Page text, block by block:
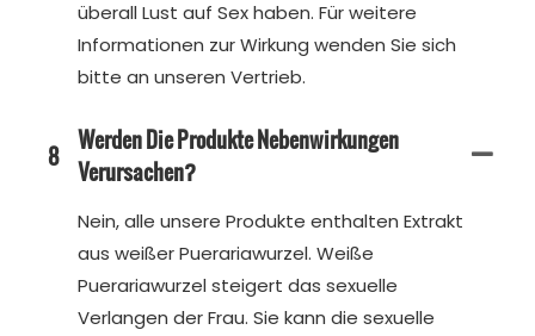
überall Lust auf Sex haben. Für weitere
Informationen zur Wirkung wenden Sie sich
bitte an unseren Vertrieb.
8 Werden Die Produkte Nebenwirkungen
Verursachen?
Nein, alle unsere Produkte enthalten Extrakt
aus weißer Puerariawurzel. Weiße
Puerariawurzel steigert das sexuelle
Verlangen der Frau. Sie kann die sexuelle